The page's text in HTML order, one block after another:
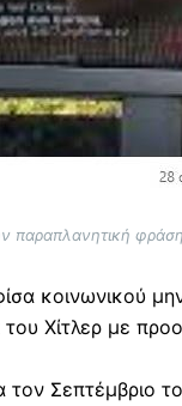
παραπλανητική
κοινωνικού
Χίτλερ με
τον Σεπτέμβριο